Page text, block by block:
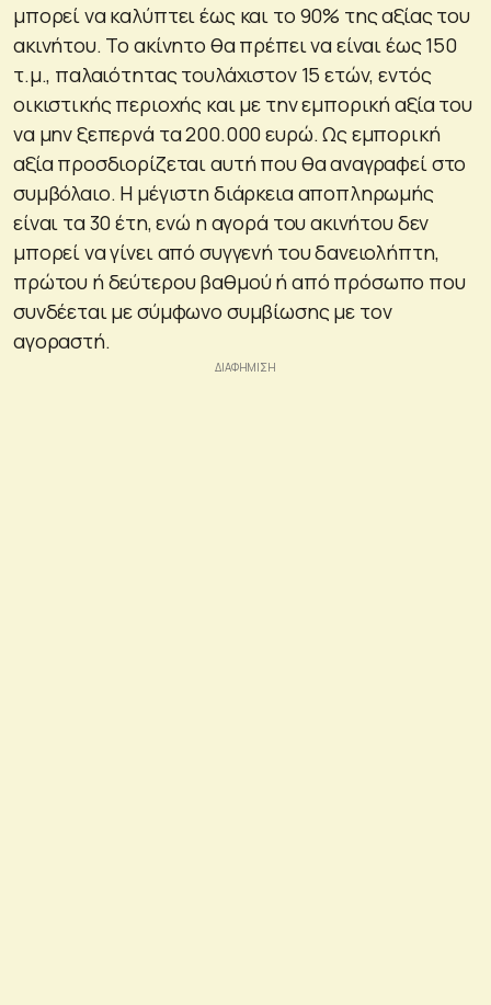
μπορεί να καλύπτει έως και το 90% της αξίας του
ακινήτου. Το ακίνητο θα πρέπει να είναι έως 150
τ.μ., παλαιότητας τουλάχιστον 15 ετών, εντός
οικιστικής περιοχής και με την εμπορική αξία του
να μην ξεπερνά τα 200.000 ευρώ. Ως εμπορική
αξία προσδιορίζεται αυτή που θα αναγραφεί στο
συμβόλαιο. Η μέγιστη διάρκεια αποπληρωμής
είναι τα 30 έτη, ενώ η αγορά του ακινήτου δεν
μπορεί να γίνει από συγγενή του δανειολήπτη,
πρώτου ή δεύτερου βαθμού ή από πρόσωπο που
συνδέεται με σύμφωνο συμβίωσης με τον
αγοραστή.